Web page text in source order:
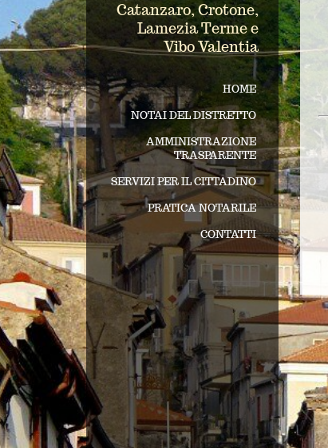
Catanzaro, Crotone,
Lamezia Terme e
Vibo Valentia
HOME
NOTAI DEL DISTRETTO
AMMINISTRAZIONE
TRASPARENTE
SERVIZI PER IL CITTADINO
PRATICA NOTARILE
CONTATTI